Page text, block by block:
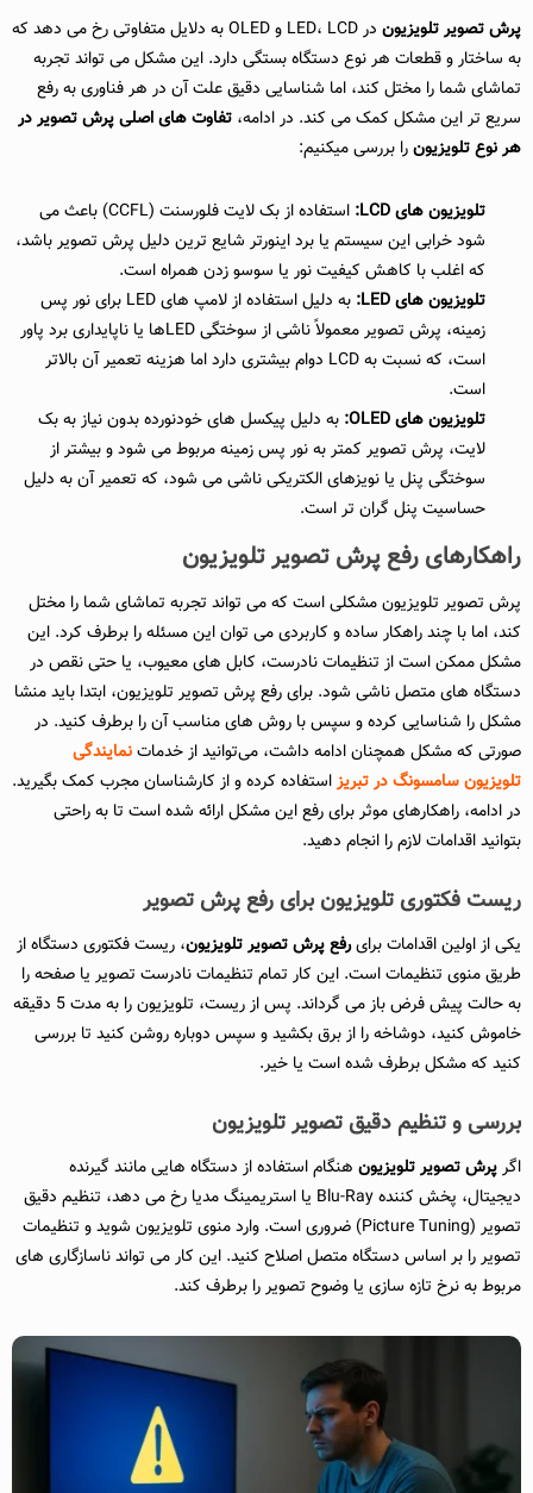
پرش تصویر تلویزیون
در LED، LCD و OLED به دلایل متفاوتی رخ می دهد که
به ساختار و قطعات هر نوع دستگاه بستگی دارد. این مشکل می تواند تجربه
تماشای شما را مختل کند، اما شناسایی دقیق علت آن در هر فناوری به رفع
سریع تر این مشکل کمک می کند. در ادامه، تفاوت های اصلی پرش تصویر در
هر نوع تلویزیونرا بررسی میکنیم:
تلویزیون های LCD:
استفاده از بک لایت فلورسنت (CCFL) باعث می
شود خرابی این سیستم یا برد اینورتر شایع ترین دلیل پرش تصویر باشد،
که اغلب با کاهش کیفیت نور یا سوسو زدن همراه است.
تلویزیون های LED:
به دلیل استفاده از لامپ های LED برای نور پس
زمینه، پرش تصویر معمولاً ناشی از سوختگی LEDها یا ناپایداری برد پاور
است، که نسبت به LCD دوام بیشتری دارد اما هزینه تعمیر آن بالاتر
است.
تلویزیون های OLED:
به دلیل پیکسل های خودنورده بدون نیاز به بک
لایت، پرش تصویر کمتر به نور پس زمینه مربوط می شود و بیشتر از
سوختگی پنل یا نویزهای الکتریکی ناشی می شود، که تعمیر آن به دلیل
حساسیت پنل گران تر است.
راهکارهای رفع پرش تصویر تلویزیون
پرش تصویر تلویزیون مشکلی است که می تواند تجربه تماشای شما را مختل
کند، اما با چند راهکار ساده و کاربردی می توان این مسئله را برطرف کرد. این
مشکل ممکن است از تنظیمات نادرست، کابل های معیوب، یا حتی نقص در
دستگاه های متصل ناشی شود. برای رفع پرش تصویر تلویزیون، ابتدا باید منشا
مشکل را شناسایی کرده و سپس با روش های مناسب آن را برطرف کنید. در
صورتی که مشکل همچنان ادامه داشت، می‌توانید از خدماتنمایندگی
تلویزیون سامسونگ در تبریزاستفاده کرده و از کارشناسان مجرب کمک بگیرید.
در ادامه، راهکارهای موثر برای رفع این مشکل ارائه شده است تا به راحتی
بتوانید اقدامات لازم را انجام دهید.
ریست فکتوری تلویزیون برای رفع پرش تصویر
یکی از اولین اقدامات برایرفع پرش تصویر تلویزیون، ریست فکتوری دستگاه از
طریق منوی تنظیمات است. این کار تمام تنظیمات نادرست تصویر یا صفحه را
به حالت پیش فرض باز می گرداند. پس از ریست، تلویزیون را به مدت 5 دقیقه
خاموش کنید، دوشاخه را از برق بکشید و سپس دوباره روشن کنید تا بررسی
کنید که مشکل برطرف شده است یا خیر.
بررسی و تنظیم دقیق تصویر تلویزیون
اگرپرش تصویر تلویزیون هنگام استفاده از دستگاه هایی مانند گیرنده
دیجیتال، پخش کننده Blu-Ray یا استریمینگ مدیا رخ می دهد، تنظیم دقیق
تصویر (Picture Tuning) ضروری است. وارد منوی تلویزیون شوید و تنظیمات
تصویر را بر اساس دستگاه متصل اصلاح کنید. این کار می تواند ناسازگاری های
مربوط به نرخ تازه سازی یا وضوح تصویر را برطرف کند.